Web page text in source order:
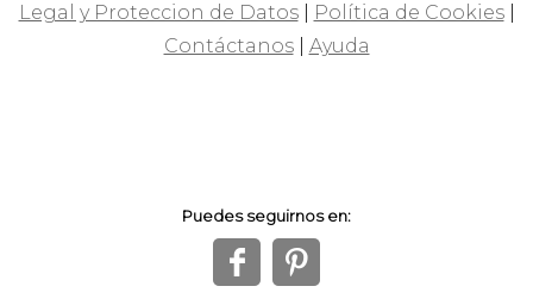
Legal y Proteccion de Datos| Política de Cookies|
Contáctanos| Ayuda
Puedes seguirnos en:
f 1